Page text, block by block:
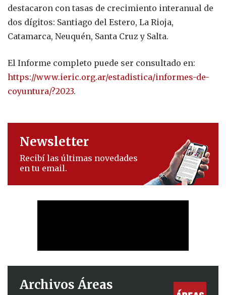
destacaron con tasas de crecimiento interanual de
dos dígitos: Santiago del Estero, La Rioja,
Catamarca, Neuquén, Santa Cruz y Salta.
El Informe completo puede ser consultado en:
https://www.ieric.org.ar/estadistica/informes-de-
coyuntura/?2023.
Newsletter
Recibí las últimas novedades
en tu email.
Archivos Áreas